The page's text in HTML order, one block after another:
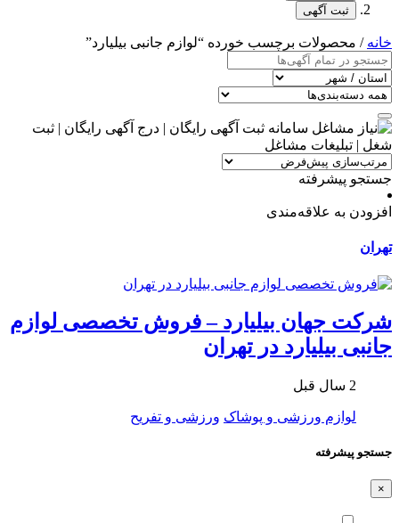
ثبت آگهی
خانه / محصولات برچسب خورده “لوازم جانبی بیلیارد”
جستجو پیشرفته
افزودن به علاقه‌مندی
تهران
شرکت جهان بیلیارد – فروش تخصصی لوازم
جانبی بیلیارد در تهران
2 سال قبل
لوازم ورزشی و پوشاک ورزشی و تفریح
جستجو پیشرفته
×